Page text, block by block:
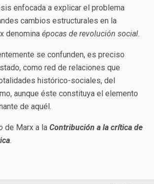
enfocada a explicar el problema
cambios estructurales en la
denomina épocas de revolución social.
se confunden, es preciso
como red de relaciones que
histórico-sociales, del
aunque éste constituya el elemento
de aquél.
de Marx a la Contribución a la crítica de
.